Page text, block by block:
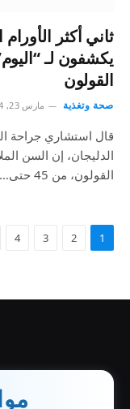
ثاني أكثر
يكشفون لـ
القولون
صحة وتغذية مارس 23, 2024
قال استشاري جراحة
الدليجان، إن السن
القولون، من 45 حتى…
1
2
3
4